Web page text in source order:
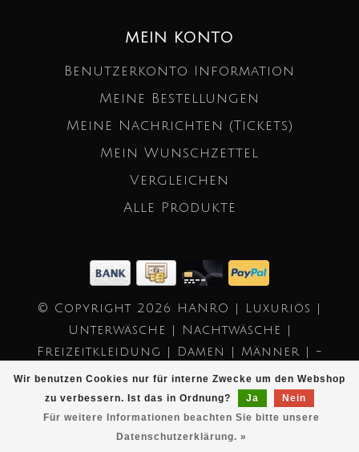
Wir benutzen Cookies nur für interne Zwecke um den Webshop
zu verbessern. Ist das in Ordnung?
Ja
Nein
Für weitere Informationen beachten Sie bitte unsere
Datenschutzerklärung. »
MEIN KONTO
Benutzerkonto Information
Meine Bestellungen
Meine Nachrichten (Tickets)
Mein Wunschzettel
Vergleichen
Alle Produkte
© Copyright 2026 HANRO | Luxuriös |
Unterwäsche | Nachtwäsche |
Freizeitkleidung | Damen | Männer | -
Powered by
Lightspeed
- Theme by
Dyvelopment